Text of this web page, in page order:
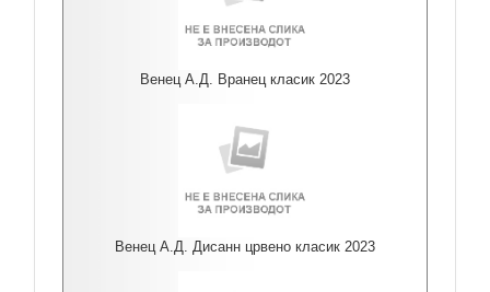
Венец А.Д. Вранец класик 2023
Венец А.Д. Дисанн црвено класик 2023